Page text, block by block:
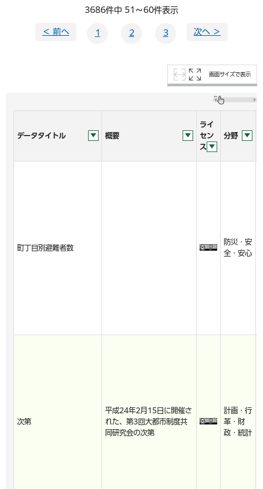
3686件中 51～60件表示
＜ 前へ 1 2 3 次へ ＞
画面サイズで表示
データタイトル 概要
ライ
セン
ス
分野
町丁目別避難者数
防災・安
全・安心
次第
平成24年2月15日に開催さ
れた、第3回大都市制度共
同研究会の次第
計画・行
革・財
政・統計